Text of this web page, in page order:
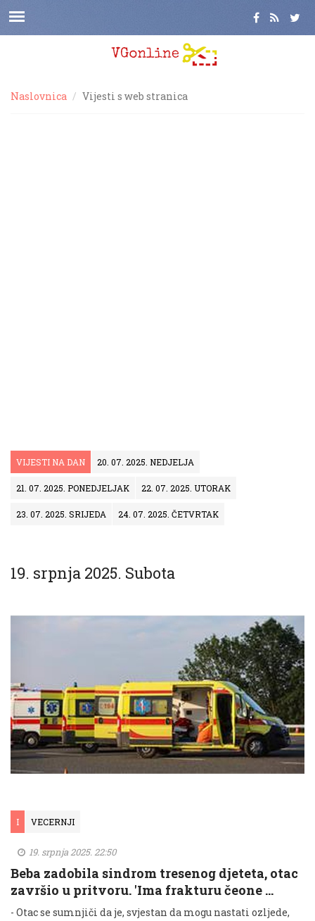
Naslovnica Vijesti s web stranica
VIJESTI NA DAN 20. 07. 2025. NEDJELJA
21. 07. 2025. PONEDJELJAK 22. 07. 2025. UTORAK
23. 07. 2025. SRIJEDA 24. 07. 2025. ČETVRTAK
19. srpnja 2025. Subota
I VECERNJI
19. srpnja 2025. 22:50
Beba zadobila sindrom tresenog djeteta, otac
završio u pritvoru. 'Ima frakturu čeone …
- Otac se sumnjiči da je, svjestan da mogu nastati ozljede,